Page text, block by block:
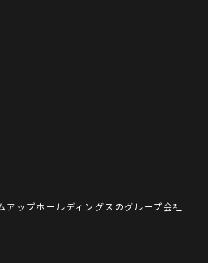
ップホールディングスのグループ会社